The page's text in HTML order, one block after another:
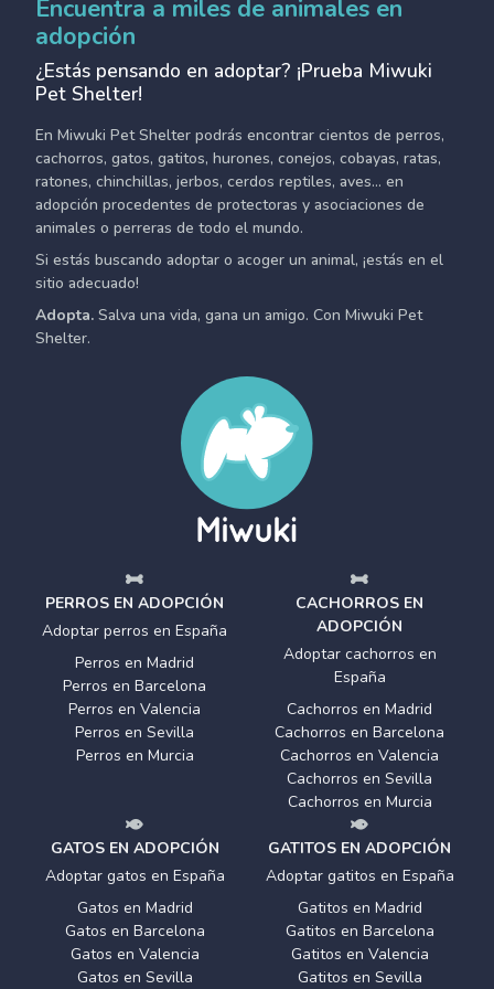
Encuentra a miles de animales en
adopción
¿Estás pensando en adoptar? ¡Prueba Miwuki
Pet Shelter!
En Miwuki Pet Shelter podrás encontrar cientos de perros,
cachorros, gatos, gatitos, hurones, conejos, cobayas, ratas,
ratones, chinchillas, jerbos, cerdos reptiles, aves... en
adopción procedentes de protectoras y asociaciones de
animales o perreras de todo el mundo.
Si estás buscando adoptar o acoger un animal, ¡estás en el
sitio adecuado!
Adopta. Salva una vida, gana un amigo. Con Miwuki Pet
Shelter.
PERROS EN ADOPCIÓN
Adoptar perros en España
Perros en Madrid
Perros en Barcelona
Perros en Valencia
Perros en Sevilla
Perros en Murcia
CACHORROS EN
ADOPCIÓN
Adoptar cachorros en
España
Cachorros en Madrid
Cachorros en Barcelona
Cachorros en Valencia
Cachorros en Sevilla
Cachorros en Murcia
GATOS EN ADOPCIÓN
Adoptar gatos en España
Gatos en Madrid
Gatos en Barcelona
Gatos en Valencia
Gatos en Sevilla
GATITOS EN ADOPCIÓN
Adoptar gatitos en España
Gatitos en Madrid
Gatitos en Barcelona
Gatitos en Valencia
Gatitos en Sevilla